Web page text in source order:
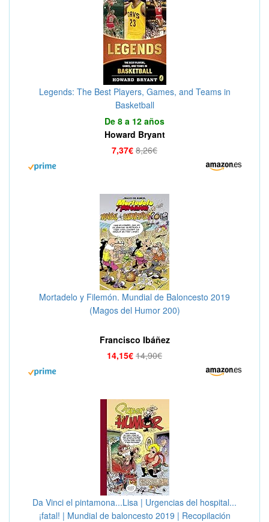
Legends: The Best Players, Games, and Teams in
Basketball
De 8 a 12 años
Howard Bryant
7,37€ 8,26€
Mortadelo y Filemón. Mundial de Baloncesto 2019
(Magos del Humor 200)
Francisco Ibáñez
14,15€ 14,90€
Da Vinci el pintamona...Lisa | Urgencias del hospital...
¡fatal! | Mundial de baloncesto 2019 | Recopilación